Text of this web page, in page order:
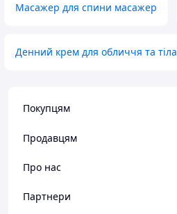
Масажер для спини масажер
Денний крем для обличчя та тіла
Покупцям
Продавцям
Про нас
Партнери